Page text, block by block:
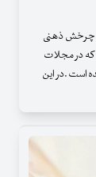
چرخش ذهنی
فهرست منبع که در مجلات
است .در این